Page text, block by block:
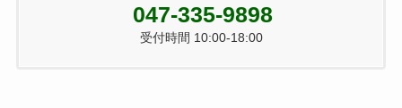
047-335-9898
受付時間 10:00-18:00